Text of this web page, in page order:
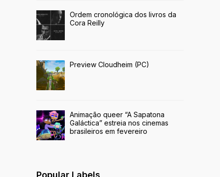
Ordem cronológica dos livros da
Cora Reilly
Preview Cloudheim (PC)
Animação queer “A Sapatona
Galáctica” estreia nos cinemas
brasileiros em fevereiro